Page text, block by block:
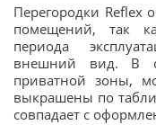
Перегородки Reflex
помещений, так
периода
внешний вид. В
приватной зоны,
выкрашены по
совпадает с